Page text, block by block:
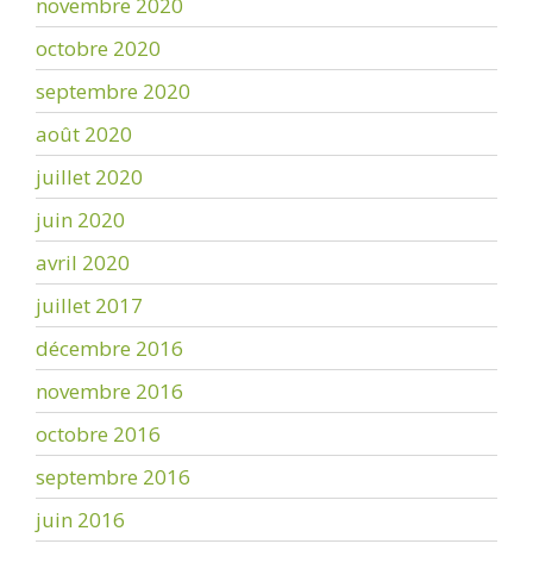
novembre 2020
octobre 2020
septembre 2020
août 2020
juillet 2020
juin 2020
avril 2020
juillet 2017
décembre 2016
novembre 2016
octobre 2016
septembre 2016
juin 2016